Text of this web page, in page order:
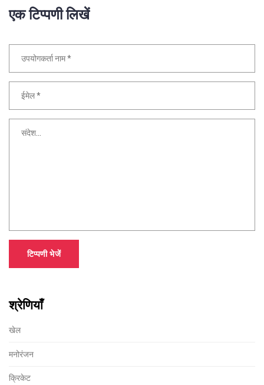
एक टिप्पणी लिखें
टिप्पणी भेजें
श्रेणियाँ
खेल
मनोरंजन
क्रिकेट